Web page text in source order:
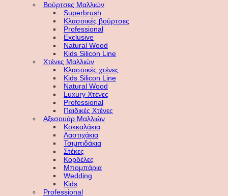
Βούρτσες Μαλλιών
Superbrush
Κλασσικές βούρτσες
Professional
Exclusive
Natural Wood
Kids Silicon Line
Χτένες Μαλλιών
Κλασσικές χτένες
Kids Silicon Line
Natural Wood
Luxury Χτένες
Professional
Παιδικές Χτένες
Αξεσουάρ Μαλλιών
Κοκκαλάκια
Λαστιχάκια
Τσιμπιδάκια
Στέκες
Κορδέλες
Μπομπάρια
Wedding
Kids
Professional